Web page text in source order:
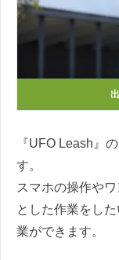
『UFO Leash』
す。
スマホの操作や
とした作業をし
業ができます。